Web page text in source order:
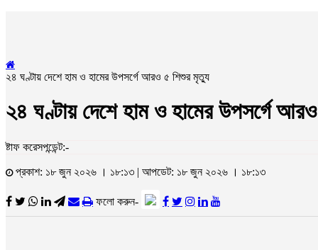
২৪ ঘণ্টায় দেশে হাম ও হামের উপসর্গে আরও ৫ শিশুর মৃত্যু
২৪ ঘণ্টায় দেশে হাম ও হামের উপসর্গে
ষ্টাফ করেসপন্ডেন্ট:-
প্রকাশ: ১৮ জুন ২০২৬ । ১৮:১৩ | আপডেট: ১৮ জুন ২০২৬ । ১৮:১৩
ফলো করুন-